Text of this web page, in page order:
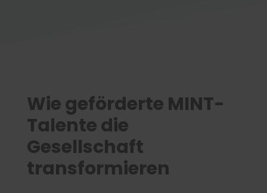
Wie geförderte MINT-
Talente die
Gesellschaft
transformieren